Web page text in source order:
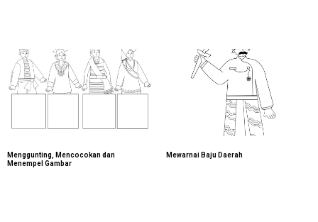
Menggunting, Mencocokan dan
Menempel Gambar
Mewarnai Baju Daerah